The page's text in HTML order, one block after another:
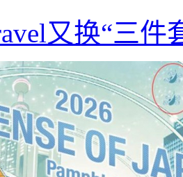
又换“三